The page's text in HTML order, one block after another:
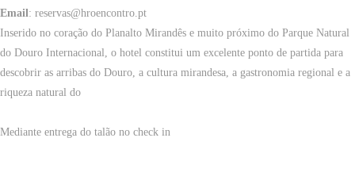
Email : reservas@hroencontro.pt
Inserido no coração do Planalto Mirandês e muito próximo do Parque Natural
do Douro Internacional, o hotel constitui um excelente ponto de partida para
descobrir as arribas do Douro, a cultura mirandesa, a gastronomia regional e a
riqueza natural do
Mediante entrega do talão no check in